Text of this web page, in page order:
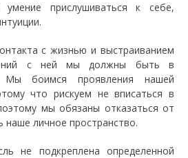
прислушиваться к себе,
с жизнью и выстраиванием
с ней мы должны быть в
боимся проявления нашей
что рискуем не вписаться в
мы обязаны отказаться от
личное пространство.
не подкреплена определенной